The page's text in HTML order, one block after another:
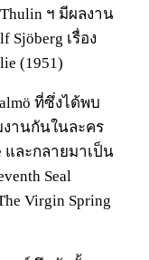
ฯ มีผลงาน
เรื่อง
(1951)
ที่ซึ่งได้พบ
งานกันในละคร
และกลายมาเป็น
Seal
Virgin Spring